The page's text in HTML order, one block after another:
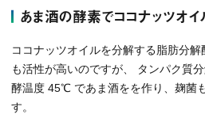
あま酒の酵素でココナッツオ
ココナッツオイルを分解する脂肪分
も活性が高いのですが、 タンパク質
酵温度 45℃ であま酒をを作り、麹菌
す。